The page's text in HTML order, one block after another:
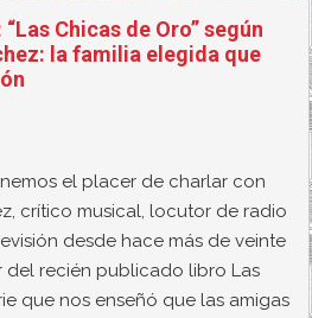
Chicas de Oro” según
la familia elegida que
el placer de charlar con
crítico musical, locutor de radio
desde hace más de veinte
del recién publicado libro Las
que nos enseñó que las amigas